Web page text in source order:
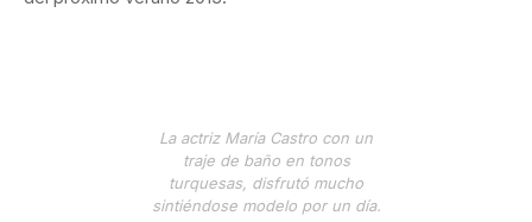
La actriz María Castro con un
traje de baño en tonos
turquesas, disfrutó mucho
sintiéndose modelo por un día.